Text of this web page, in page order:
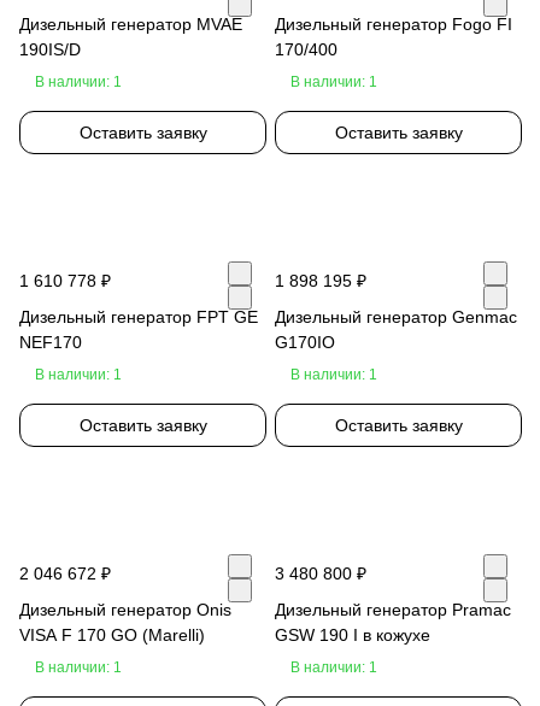
Дизельный генератор MVAE
190IS/D
В наличии: 1
Оставить заявку
Дизельный генератор Fogo FI
170/400
В наличии: 1
Оставить заявку
1 610 778 ₽
Дизельный генератор FPT GE
NEF170
В наличии: 1
Оставить заявку
1 898 195 ₽
Дизельный генератор Genmac
G170IO
В наличии: 1
Оставить заявку
2 046 672 ₽
Дизельный генератор Onis
VISA F 170 GO (Marelli)
В наличии: 1
3 480 800 ₽
Дизельный генератор Pramac
GSW 190 I в кожухе
В наличии: 1